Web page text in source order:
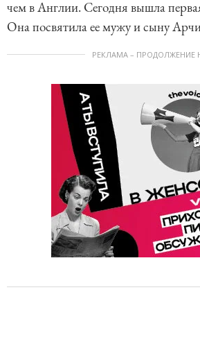
чем в Англии. Сегодня вышла
Она посвятила ее мужу и сыну
РЕКЛАМА – ПРОДОЛЖЕНИЕ